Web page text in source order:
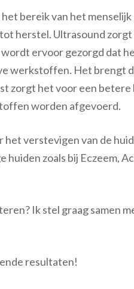
bereik van het
herstel. Ultrasound
ervoor gezorgd dat
werkstoffen. Het brengt
zorgt het voor een
worden afgevoerd.
verstevigen van de
zoals bij Eczeem,
Ik stel graag samen
resultaten!